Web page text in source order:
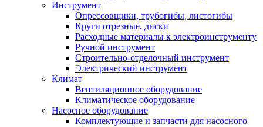
Инструмент
Опрессовщики, трубогибы, листогибы
Круги отрезные, диски
Расходные материалы к электроинструменту
Ручной инструмент
Строительно-отделочный инструмент
Электрический инструмент
Климат
Вентиляционное оборудование
Климатическое оборудование
Насосное оборудование
Комплектующие и запчасти для насосного